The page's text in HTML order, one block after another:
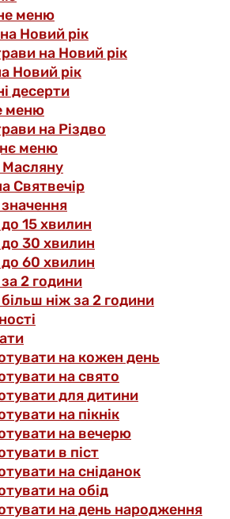
меню
Новий рік
на Новий рік
Новий рік
десерти
меню
на Різдво
меню
Святвечір
15 хвилин
30 хвилин
60 хвилин
2 години
ніж за 2 години
на кожен день
на свято
для дитини
на пікнік
на вечерю
в піст
на сніданок
на обід
на день народження